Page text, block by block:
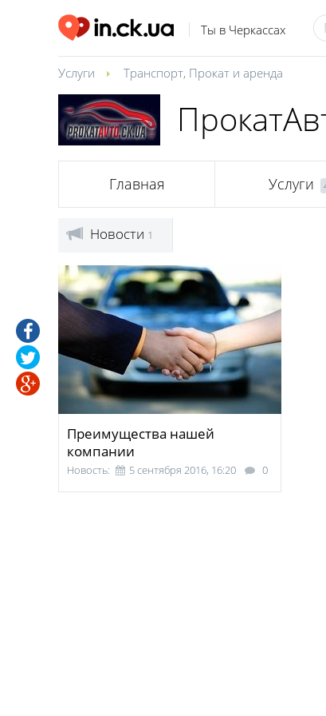
Ты в Черкассах
Услуги Транспорт, Прокат и аренда
Главная Услуги
Новости 1
Преимущества нашей
компании
Новость: 5 сентября 2016, 16:20 0